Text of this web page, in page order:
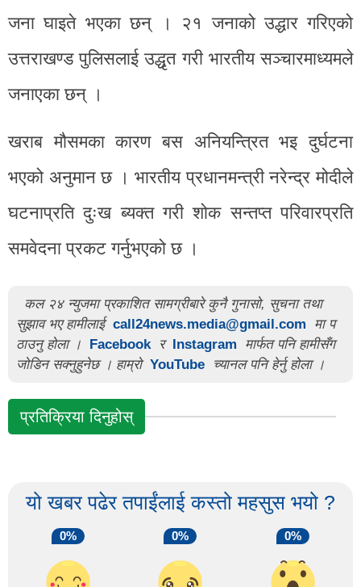
जना घाइते भएका छन् । २१ जनाको उद्धार गरिएको
उत्तराखण्ड पुलिसलाई उद्धृत गरी भारतीय सञ्चारमाध्यमले
जनाएका छन् ।
खराब मौसमका कारण बस अनियन्त्रित भइ दुर्घटना
भएको अनुमान छ । भारतीय प्रधानमन्त्री नरेन्द्र मोदीले
घटनाप्रति दुःख ब्यक्त गरी शोक सन्तप्त परिवारप्रति
समवेदना प्रकट गर्नुभएको छ ।
कल २४ न्युजमा प्रकाशित सामग्रीबारे कुनै गुनासो, सुचना तथा
सुझाव भए हामीलाई call24news.media@gmail.com
मा प
ठाउनु होला ।
Facebook र Instagram
मार्फत पनि हामीसँग
जोडिन सक्नुहुनेछ । हाम्रो YouTube च्यानल पनि हेर्नु होला ।
प्रतिक्रिया दिनुहोस्
यो खबर पढेर तपाईंलाई कस्तो महसुस भयो ?
0% 0% 0%